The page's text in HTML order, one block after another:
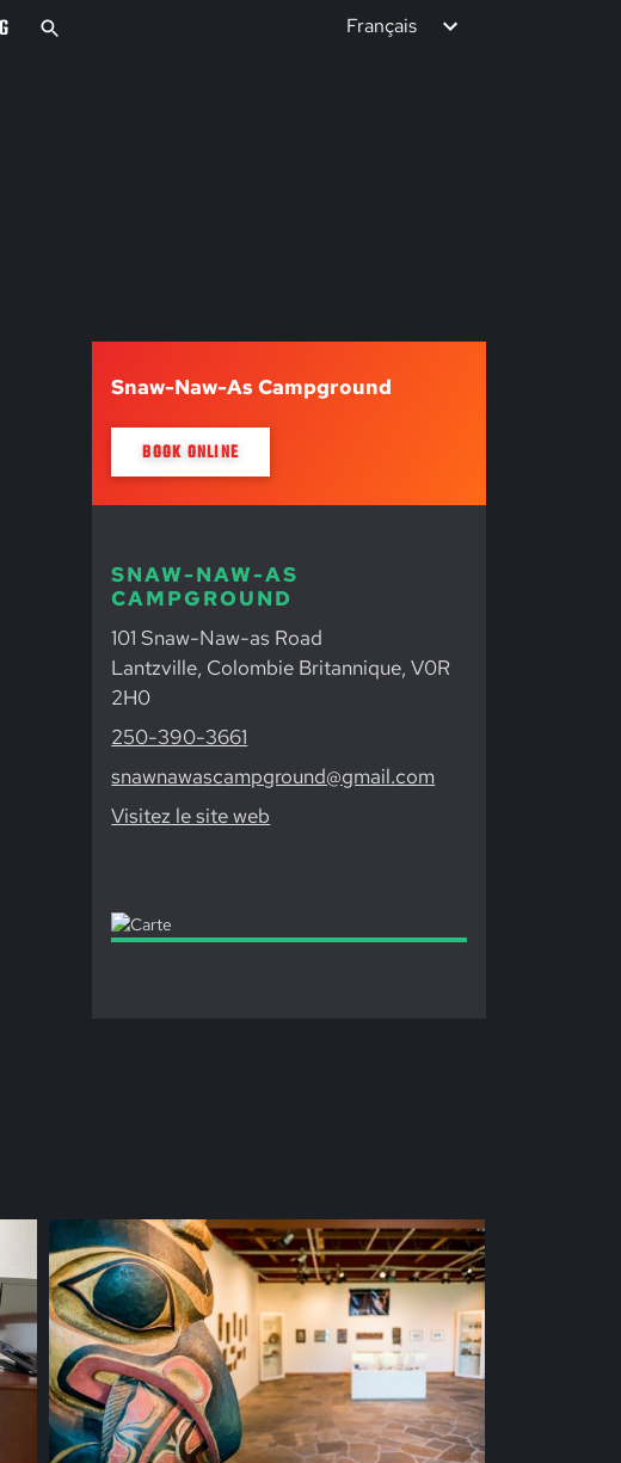
Français
Snaw-Naw-As Campground
BOOK ONLINE
SNAW-NAW-AS
CAMPGROUND
101 Snaw-Naw-as Road
Lantzville, Colombie Britannique, V0R
2H0
250-390-3661
snawnawascampground@gmail.com
Visitez le site web